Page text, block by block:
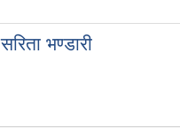
सरिता भण्डारी